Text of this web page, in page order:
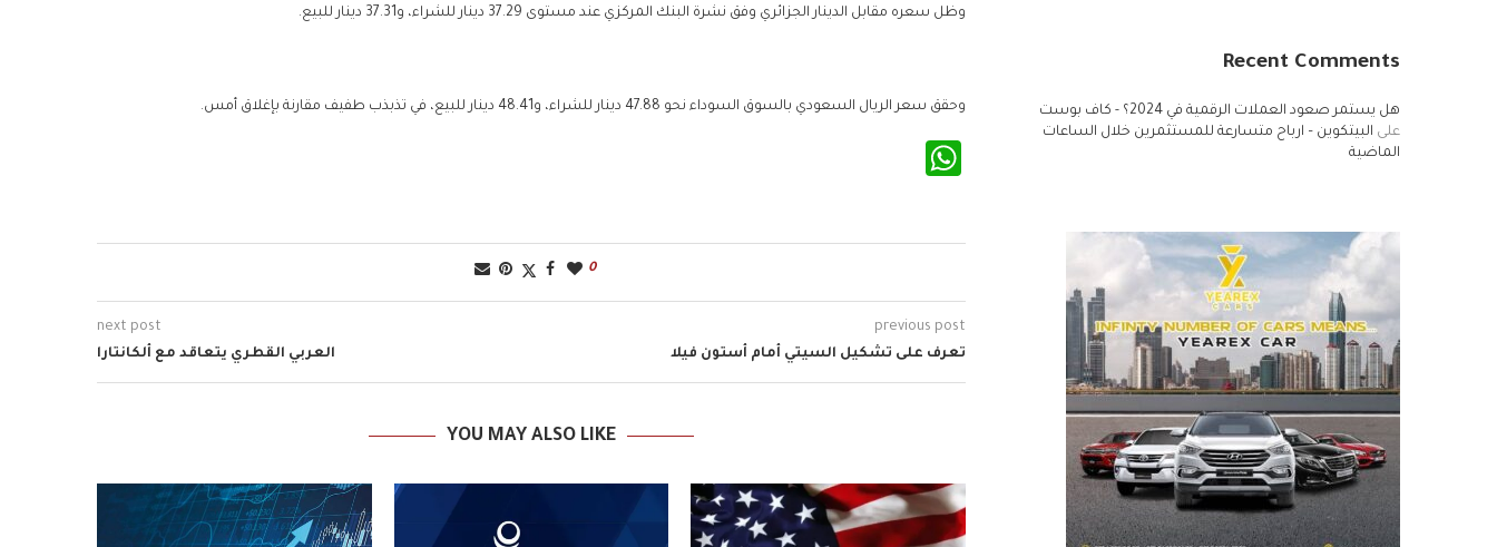
وظل سعره مقابل الدينار الجزائري وفق نشرة البنك المركزي عند مستوى 37.29 دينار للشراء، و37.31 دينار للبيع.
وحقق سعر الريال السعودي بالسوق السوداء نحو 47.88 دينار للشراء، و48.41 دينار للبيع، في تذبذب طفيف مقارنة بإغلاق أمس.
0
previous post
تعرف على تشكيل السيتي أمام أستون فيلا
next post
العربي القطري يتعاقد مع ألكانتارا
YOU MAY ALSO LIKE
Recent Comments
هل يستمر صعود العملات الرقمية في 2024؟ - كاف بوست
على البيتكوين – ارباح متسارعة للمستثمرين خلال الساعات
الماضية